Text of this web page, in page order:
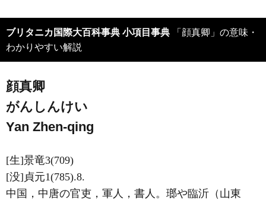
ブリタニカ国際大百科事典 小項目事典
わかりやすい解説
顔真卿
がんしんけい
Yan Zhen-qing
[生]景竜3(709)
[没]貞元1(785).8.
中国，中唐の官吏，軍人，書人。瑯や臨沂（山東